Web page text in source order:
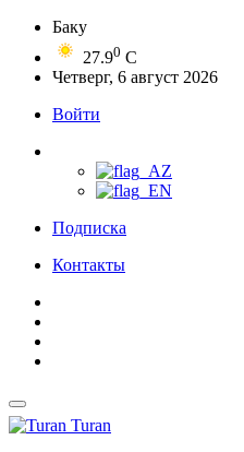
Баку
27.90 C
Четверг, 6 август 2026
Войти
Подписка
Контакты
Turan